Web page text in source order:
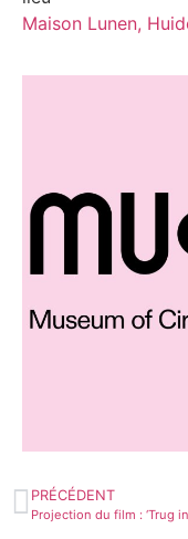
Maison Lunen,
PRÉCÉDENT
Projection du film : ‘Trug